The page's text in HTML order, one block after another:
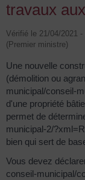
travaux
Vérifié le 21/04/2021
(Premier ministre)
Une nouvelle
(démolition ou
municipal/conseil-
d'une propriété
permet de
municipal-2/
bien qui sert de
Vous devez
conseil-municipal/